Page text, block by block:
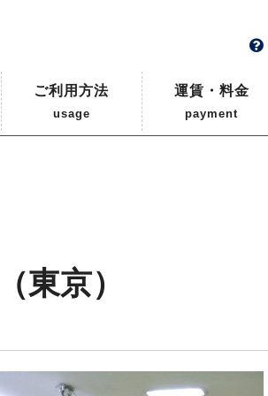
ご利用方法
usage
運賃・料金
payment
東京）